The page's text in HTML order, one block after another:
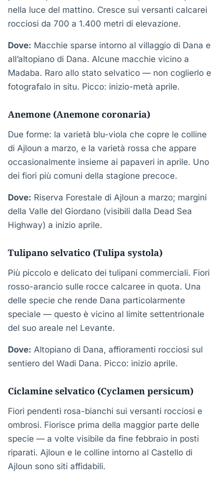
nella luce del mattino. Cresce sui versanti calcarei
rocciosi da 700 a 1.400 metri di elevazione.
Dove: Macchie sparse intorno al villaggio di Dana e
all’altopiano di Dana. Alcune macchie vicino a
Madaba. Raro allo stato selvatico — non coglierlo e
fotografalo in situ. Picco: inizio-metà aprile.
Anemone (Anemone coronaria)
Due forme: la varietà blu-viola che copre le colline
di Ajloun a marzo, e la varietà rossa che appare
occasionalmente insieme ai papaveri in aprile. Uno
dei fiori più comuni della stagione precoce.
Dove: Riserva Forestale di Ajloun a marzo; margini
della Valle del Giordano (visibili dalla Dead Sea
Highway) a inizio aprile.
Tulipano selvatico (Tulipa systola)
Più piccolo e delicato dei tulipani commerciali. Fiori
rosso-arancio sulle rocce calcaree in quota. Una
delle specie che rende Dana particolarmente
speciale — questo è vicino al limite settentrionale
del suo areale nel Levante.
Dove: Altopiano di Dana, affioramenti rocciosi sul
sentiero del Wadi Dana. Picco: inizio aprile.
Ciclamine selvatico (Cyclamen persicum)
Fiori pendenti rosa-bianchi sui versanti rocciosi e
ombrosi. Fiorisce prima della maggior parte delle
specie — a volte visibile da fine febbraio in posti
riparati. Ajloun e le colline intorno al Castello di
Ajloun sono siti affidabili.